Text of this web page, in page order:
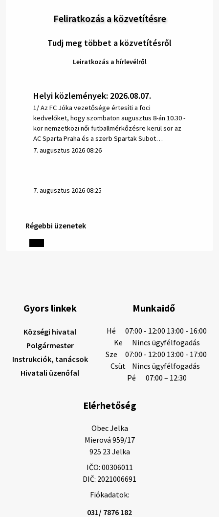
Feliratkozás a közvetítésre
Tudj meg többet a közvetítésről
Leiratkozás a hírlevélről
Helyi közlemények: 2026.08.07.
1/ Az FC Jóka vezetősége értesíti a foci
kedvelőket, hogy szombaton augusztus 8-án 10.30 -
kor nemzetközi női futballmérkőzésre kerül sor az
AC Sparta Praha és a szerb Spartak Subot…
7. augusztus 2026 08:26
7. augusztus 2026 08:25
Helyi közlemények: 2026.08.06.
1/ AZ IVÓVÍZ NEM MAGÁTÓL ÉRTETŐDŐ. A tartós
Helyi közlemények: 2026.08.05.
Gyászhirdetés: 2026.08.05. 1/ Tisztelt Lakosság!
temetési szertartás 2026. augusztus …
5. augusztus 2026 12:59
Helyi közlemények: 2026.08.03.
Gyászhirdetések: 2026.08.3. 1/ Tisztelt Lakosság!
Régebbi üzenetek
Gyors linkek
Községi hivatal
Polgármester
Instrukciók, tanácsok
Hivatali üzenőfal
Munkaidő
Hé
07:00 - 12:00 13:00 - 16:00
Ke
Nincs ügyfélfogadás
Sze
07:00 - 12:00 13:00 - 17:00
Csüt
Nincs ügyfélfogadás
Pé
07:00 – 12:30
Elérhetőség
Obec Jelka
Mierová 959/17
925 23 Jelka
IČO: 00306011
DIČ: 2021006691
Fiókadatok:
031/ 7876 182